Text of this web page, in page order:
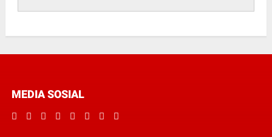
MEDIA SOSIAL